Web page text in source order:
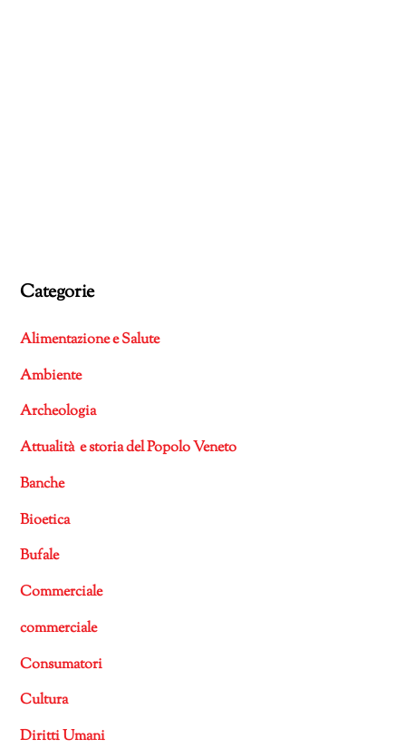
Categorie
Alimentazione e Salute
Ambiente
Archeologia
Attualità e storia del Popolo Veneto
Banche
Bioetica
Bufale
Commerciale
commerciale
Consumatori
Cultura
Diritti Umani